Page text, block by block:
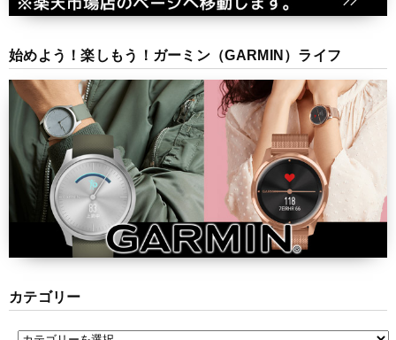
始めよう！楽しもう！ガーミン（GARMIN）ライフ
カテゴリー